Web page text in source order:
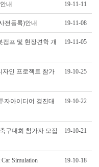
내 19-11-11
전등록)안내 19-11-08
캠프 및 현장견학 개
19-11-05
자인 프로젝트 참가
19-10-25
자아이디어 경진대
19-10-22
구대회 참가자 모집 19-10-21
Simulation
19-10-18